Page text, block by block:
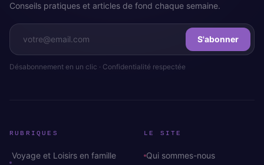
Conseils pratiques et articles de fond chaque semaine.
S'abonner
Désabonnement en un clic · Confidentialité respectée
RUBRIQUES
Voyage et Loisirs en famille
LE SITE
Qui sommes-nous